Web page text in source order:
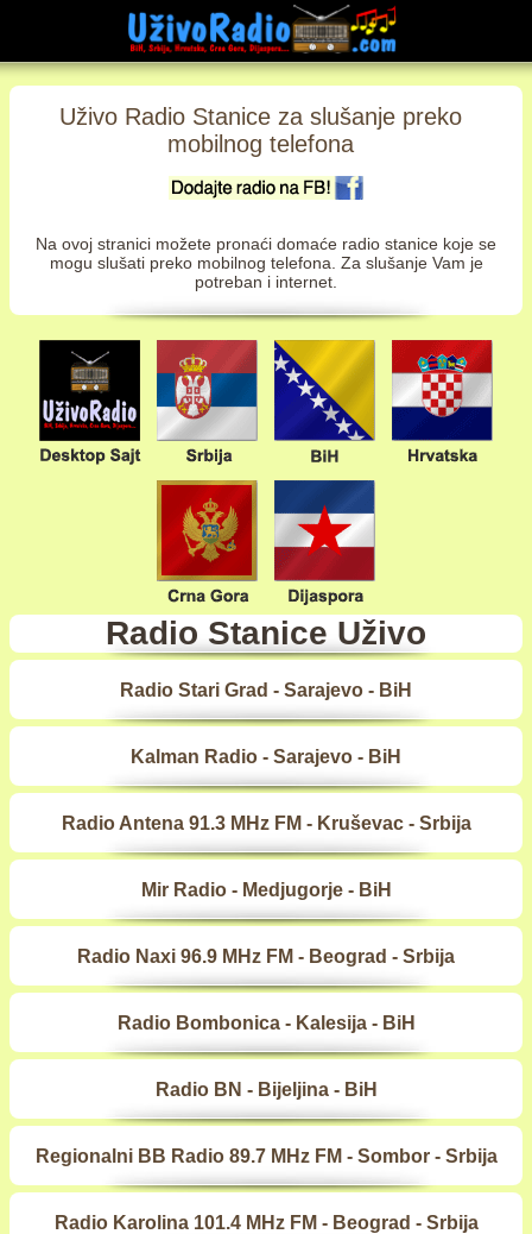
Uživo Radio Stanice za slušanje preko
mobilnog telefona
Na ovoj stranici možete pronaći domaće radio stanice koje se
mogu slušati preko mobilnog telefona. Za slušanje Vam je
potreban i internet.
Radio Stanice Uživo
Radio Stari Grad - Sarajevo - BiH
Kalman Radio - Sarajevo - BiH
Radio Antena 91.3 MHz FM - Kruševac - Srbija
Mir Radio - Medjugorje - BiH
Radio Naxi 96.9 MHz FM - Beograd - Srbija
Radio Bombonica - Kalesija - BiH
Radio BN - Bijeljina - BiH
Regionalni BB Radio 89.7 MHz FM - Sombor - Srbija
Radio Karolina 101.4 MHz FM - Beograd - Srbija